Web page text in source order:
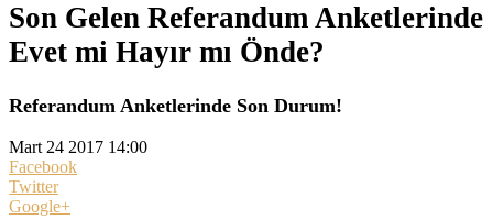
Son Gelen Referandum Anketlerinde
Evet mi Hayır mı Önde?
Referandum Anketlerinde Son Durum!
Mart 24 2017 14:00
Facebook
Twitter
Google+